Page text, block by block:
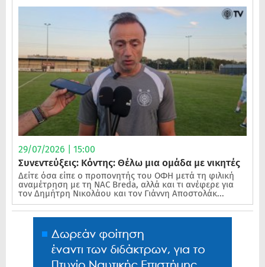
29/07/2026 | 15:00
Συνεντεύξεις: Κόντης: Θέλω μια ομάδα με νικητές
Δείτε όσα είπε ο προπονητής του ΟΦΗ μετά τη φιλική
αναμέτρηση με τη NAC Breda, αλλά και τι ανέφερε για
τον Δημήτρη Νικολάου και τον Γιάννη Αποστολάκ...